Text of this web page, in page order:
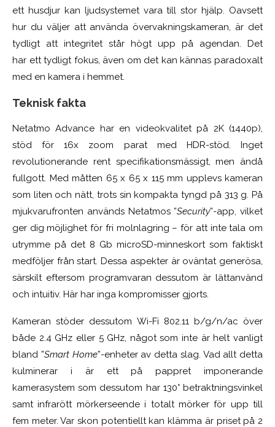
ett husdjur kan ljudsystemet vara till stor hjälp. Oavsett
hur du väljer att använda övervakningskameran, är det
tydligt att integritet står högt upp på agendan. Det
har ett tydligt fokus, även om det kan kännas paradoxalt
med en kamera i hemmet.
Teknisk fakta
Netatmo Advance har en videokvalitet på 2K (1440p),
stöd för 16x zoom parat med HDR-stöd. Inget
revolutionerande rent specifikationsmässigt, men ändå
fullgott. Med måtten 65 x 65 x 115 mm upplevs kameran
som liten och nätt, trots sin kompakta tyngd på 313 g. På
mjukvarufronten används Netatmos ”Security”-app, vilket
ger dig möjlighet för fri molnlagring – för att inte tala om
utrymme på det 8 Gb microSD-minneskort som faktiskt
medföljer från start. Dessa aspekter är oväntat generösa,
särskilt eftersom programvaran dessutom är lättanvänd
och intuitiv. Här har inga kompromisser gjorts.
Kameran stöder dessutom Wi-Fi 802.11 b/g/n/ac över
både 2.4 GHz eller 5 GHz, något som inte är helt vanligt
bland ”Smart Home”-enheter av detta slag. Vad allt detta
kulminerar i är ett på pappret imponerande
kamerasystem som dessutom har 130° betraktningsvinkel
samt infrarött mörkerseende i totalt mörker för upp till
fem meter. Var skon potentiellt kan klämma är priset på 2